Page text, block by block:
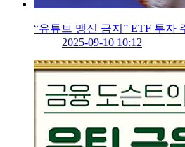
“유튜브 맹신 금지” ETF 투자
2025-09-10 10:12